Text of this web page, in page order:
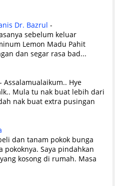
Dr. Bazrul -
sebelum keluar
Lemon Madu Pahit
dan segar rasa bad...
- Assalamualaikum.. Hye
Mula tu nak buat lebih dari
nak buat extra pusingan
dan tanam pokok bunga
pokoknya. Saya pindahkan
kosong di rumah. Masa